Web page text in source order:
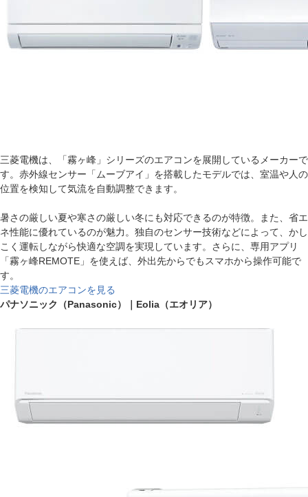
三菱電機は、「霧ヶ峰」シリーズのエアコンを展開しているメーカーで
す。赤外線センサー「ムーブアイ」を搭載したモデルでは、室温や人の
位置を検知して気流を自動調整できます。
暑さの厳しい夏や寒さの厳しい冬にも対応できるのが特徴。また、省エ
ネ性能に優れているのが魅力。独自のセンサー技術などによって、かし
こく運転しながら快適な空調を実現しています。さらに、専用アプリ
「霧ヶ峰REMOTE」を使えば、外出先からでもスマホから操作可能で
す。
三菱電機のエアコンを見る
パナソニック（Panasonic）｜Eolia（エオリア）